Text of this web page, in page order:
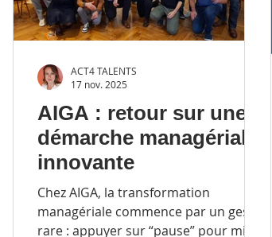
AIGA : retour sur une
démarche managériale
innovante
Chez AIGA, la transformation
managériale commence par un geste
rare : appuyer sur “pause” pour mieux
ACT4 TALENTS
17 nov. 2025